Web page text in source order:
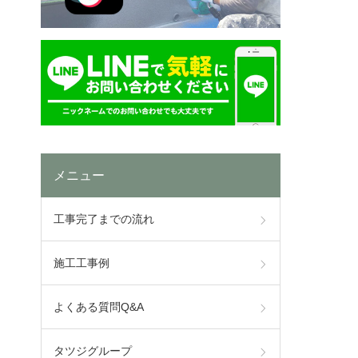
メニュー
工事完了までの流れ
施工工事例
よくある質問Q&A
タツジグループ